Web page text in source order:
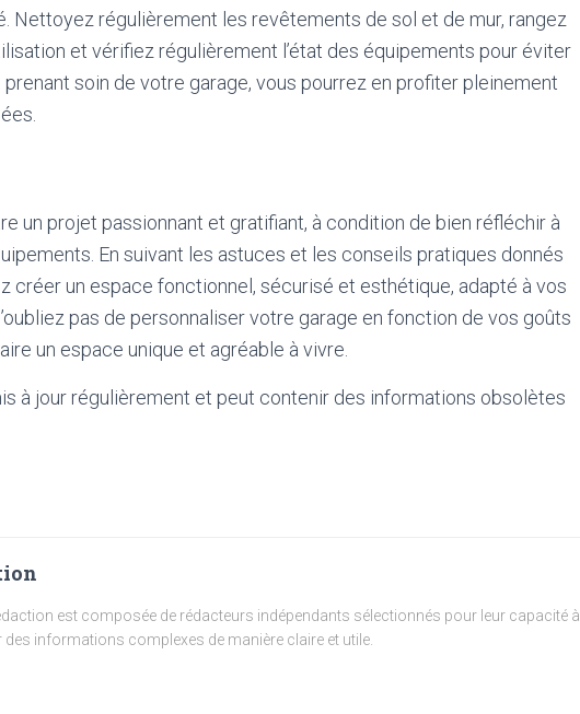
Nettoyez régulièrement les revêtements de sol et de mur, rangez
et vérifiez régulièrement l’état des équipements pour éviter
soin de votre garage, vous pourrez en profiter pleinement
un projet passionnant et gratifiant, à condition de bien réfléchir à
En suivant les astuces et les conseils pratiques donnés
créer un espace fonctionnel, sécurisé et esthétique, adapté à vos
pas de personnaliser votre garage en fonction de vos goûts
un espace unique et agréable à vivre.
à jour régulièrement et peut contenir des informations obsolètes
est composée de rédacteurs indépendants sélectionnés pour leur capacité à
informations complexes de manière claire et utile.